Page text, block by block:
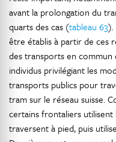
avant la prolongation du
quarts des cas (tableau 63).
être établis à partir de ces
des transports en
individus privilégiant les
transports publics pour
tram sur le réseau suisse.
certains frontaliers utilisent
traversent à pied, puis